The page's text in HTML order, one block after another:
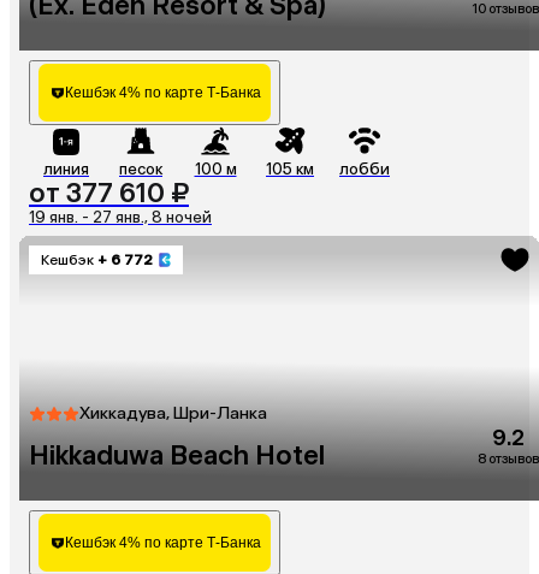
10 отзывов
Кешбэк 4% по карте Т-Банка
линия песок 100 м 105 км лобби
от 377 610 ₽
19 янв. - 27 янв., 8 ночей
Кешбэк + 6 772
Хиккадува, Шри-Ланка
Hikkaduwa Beach Hotel
9.2
8 отзывов
Кешбэк 4% по карте Т-Банка